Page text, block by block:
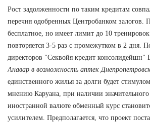
Рост задолженности по таким кредитам
перечня одобренных Центробанком залогов.
бесплатное, но имеет лимит до 10
повторяется 3-5 раз с промежутком в 2 дня.
директоров "Секвойя кредит консолидейшн"
Анавар в возможность аптек
единственного жилья за долги будет
мнению Каруана, при наличии значительного
иностранной валюте обменный курс
усилителем. Предполагается, что проект